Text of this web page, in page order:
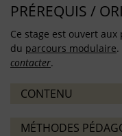
PRÉREQUIS /
Ce stage est ouvert
du parcours modulaire.
contacter.
CONTENU
MÉTHODES